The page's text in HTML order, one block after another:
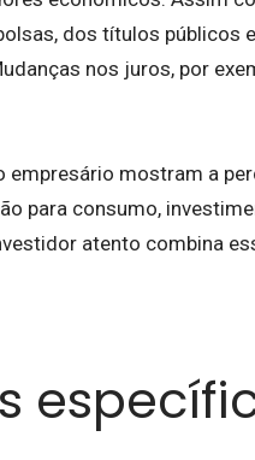
dos títulos públicos
nos juros, por
mostram a
para consumo,
atento combina